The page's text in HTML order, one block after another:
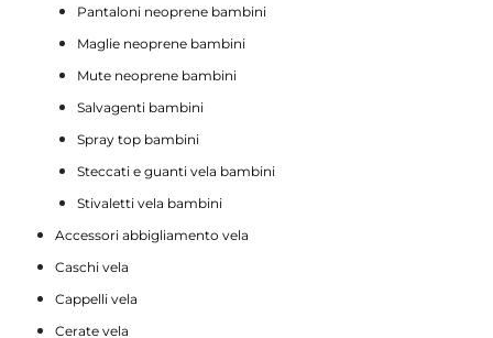
Pantaloni neoprene bambini
Maglie neoprene bambini
Mute neoprene bambini
Salvagenti bambini
Spray top bambini
Steccati e guanti vela bambini
Stivaletti vela bambini
Accessori abbigliamento vela
Caschi vela
Cappelli vela
Cerate vela